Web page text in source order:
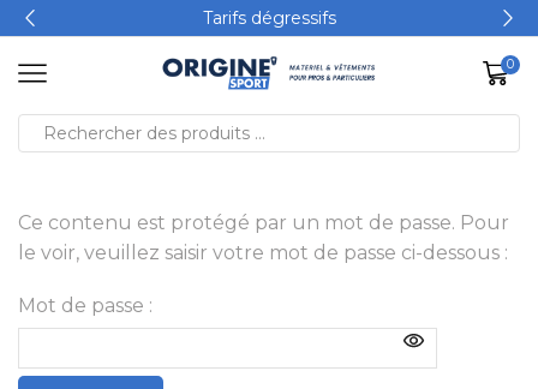
Tarifs dégressifs
0
Ce contenu est protégé par un mot de passe. Pour
le voir, veuillez saisir votre mot de passe ci-dessous :
Mot de passe :